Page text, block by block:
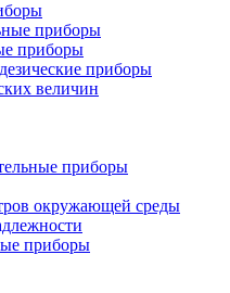
приборы
приборы
приборы
величин
приборы
окружающей среды
приборы